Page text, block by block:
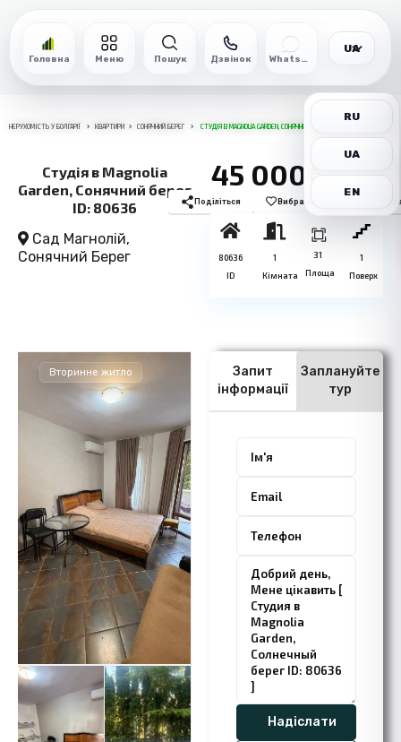
Головна Меню Пошук Дзвінок WhatsApp
UA
RU
UA
EN
НЕРУХОМІСТЬ У БОЛГАРІЇ КВАРТИРИ СОНЯЧНИЙ БЕРЕГ СТУДІЯ В MAGNOLIA GARDEN, СОНЯЧНИЙ БЕРЕГ ID: 80636
Студія в Magnolia
Garden, Сонячний берег
ID: 80636
Сад Магнолій,
Сонячний Берег
45 000€
Поділіться Вибране
80636
ID
1
Кімната
31
Площа
1
Поверх
Вторинне житло
Запит
інформації
Заплануйте
тур